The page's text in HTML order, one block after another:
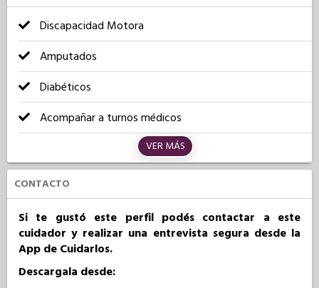
Discapacidad Motora
Amputados
Diabéticos
Acompañar a turnos médicos
VER MÁS
CONTACTO
Si te gustó este perfil podés contactar a este
cuidador y realizar una entrevista segura desde la
App de Cuidarlos.
Descargala desde: